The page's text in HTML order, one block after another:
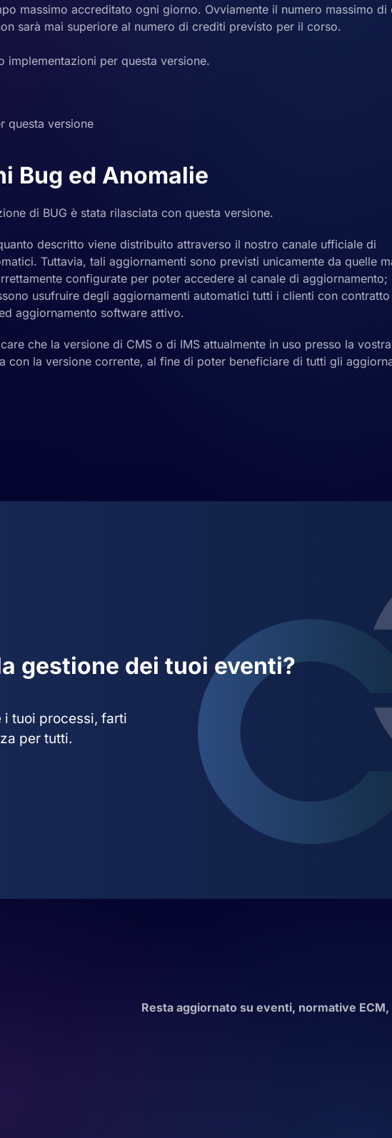
massimo accreditato ogni giorno. Ovviamente il numero massimo di
sarà mai superiore al numero di crediti previsto per il corso.
implementazioni per questa versione.
questa versione
Bug ed Anomalie
di BUG è stata rilasciata con questa versione.
descritto viene distribuito attraverso il nostro canale ufficiale di
Tuttavia, tali aggiornamenti sono previsti unicamente da quelle
configurate per poter accedere al canale di aggiornamento;
usufruire degli aggiornamenti automatici tutti i clienti con
aggiornamento software attivo.
che la versione di CMS o di IMS attualmente in uso presso la vostra
con la versione corrente, al fine di poter beneficiare di tutti gli
gestione dei tuoi eventi?
i tuoi processi, farti
per tutti.
Resta aggiornato su eventi, normative